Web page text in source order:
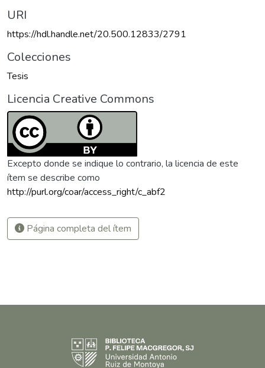
URI
https://hdl.handle.net/20.500.12833/2791
Colecciones
Tesis
Licencia Creative Commons
Excepto donde se indique lo contrario, la licencia de este
ítem se describe como
http://purl.org/coar/access_right/c_abf2
Página completa del ítem